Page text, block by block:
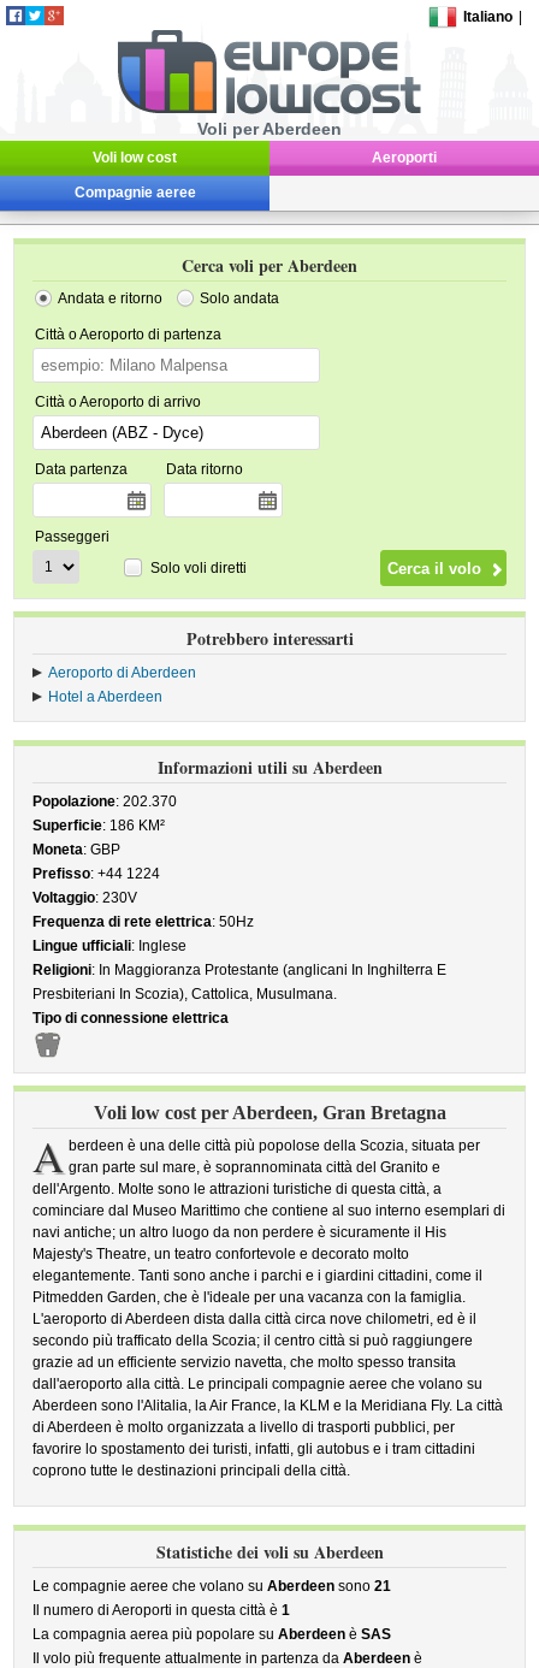
Italiano
Voli per Aberdeen
Voli low cost Aeroporti
Compagnie aeree
Cerca voli per Aberdeen
Andata e ritorno Solo andata
Città o Aeroporto di partenza
Città o Aeroporto di arrivo
Data partenza Data ritorno
Passeggeri
Solo voli diretti
Potrebbero interessarti
Aeroporto di Aberdeen
Hotel a Aberdeen
Informazioni utili su Aberdeen
Popolazione: 202.370
Superficie: 186 KM²
Moneta: GBP
Prefisso: +44 1224
Voltaggio: 230V
Frequenza di rete elettrica: 50Hz
Lingue ufficiali: Inglese
Religioni: In Maggioranza Protestante (anglicani In Inghilterra E
Presbiteriani In Scozia), Cattolica, Musulmana.
Tipo di connessione elettrica
Voli low cost per Aberdeen, Gran Bretagna
A berdeen è una delle città più popolose della Scozia, situata per
gran parte sul mare, è soprannominata città del Granito e
dell'Argento. Molte sono le attrazioni turistiche di questa città, a
cominciare dal Museo Marittimo che contiene al suo interno esemplari di
navi antiche; un altro luogo da non perdere è sicuramente il His
Majesty's Theatre, un teatro confortevole e decorato molto
elegantemente. Tanti sono anche i parchi e i giardini cittadini, come il
Pitmedden Garden, che è l'ideale per una vacanza con la famiglia.
L'aeroporto di Aberdeen dista dalla città circa nove chilometri, ed è il
secondo più trafficato della Scozia; il centro città si può raggiungere
grazie ad un efficiente servizio navetta, che molto spesso transita
dall'aeroporto alla città. Le principali compagnie aeree che volano su
Aberdeen sono l'Alitalia, la Air France, la KLM e la Meridiana Fly. La città
di Aberdeen è molto organizzata a livello di trasporti pubblici, per
favorire lo spostamento dei turisti, infatti, gli autobus e i tram cittadini
coprono tutte le destinazioni principali della città.
Statistiche dei voli su Aberdeen
Le compagnie aeree che volano suAberdeen sono21
Il numero di Aeroporti in questa città è1
La compagnia aerea più popolare suAberdeen èSAS
Il volo più frequente attualmente in partenza daAberdeen è